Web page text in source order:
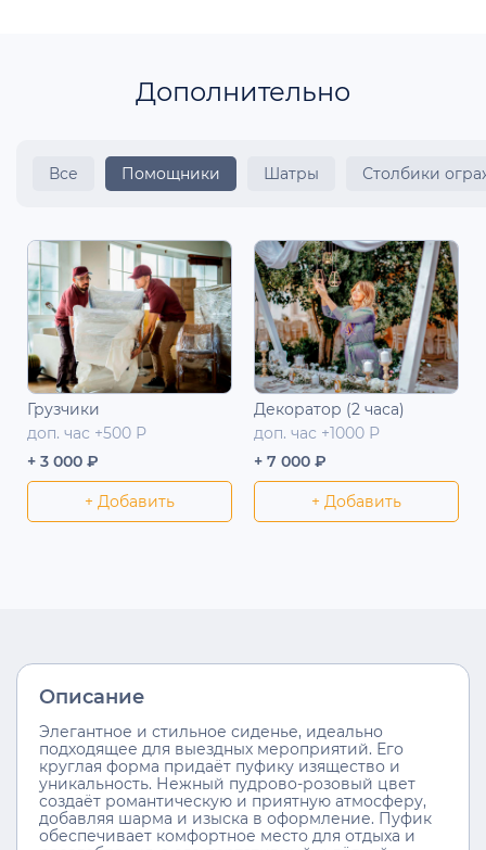
Дополнительно
Все Помощники Шатры Столбики
Грузчики
доп. час +500 Р
+ 3 000 ₽
+ Добавить
Декоратор (2 часа)
доп. час +1000 Р
+ 7 000 ₽
+ Добавить
Описание
Элегантное и стильное сиденье, идеально
подходящее для выездных мероприятий. Его
круглая форма придаёт пуфику изящество и
уникальность. Нежный пудрово-розовый цвет
создаёт романтическую и приятную атмосферу,
добавляя шарма и изыска в оформление. Пуфик
обеспечивает комфортное место для отдыха и